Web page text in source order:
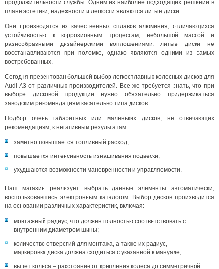
продолжительности службы. Одним из наиболее подходящих решений в
плане эстетики, надежности и легкости являются литые диски.
Они производятся из качественных сплавов алюминия, отличающихся
устойчивостью к коррозионным процессам, небольшой массой и
разнообразными дизайнерскими воплощениями. литые диски не
восстанавливаются при поломке, однако являются одними из самых
востребованных.
Сегодня презентован большой выбор легкосплавных колесных дисков для
Audi A3 от различных производителей. Все же требуется знать, что при
выборе дисковой продукции нужно обязательно придерживаться
заводским рекомендациям касательно типа дисков.
Подбор очень габаритных или маленьких дисков, не отвечающих
рекомендациям, к негативным результатам:
заметно повышается топливный расход;
повышается интенсивность изнашивания подвески;
ухудшаются возможности маневренности и управляемости.
Наш магазин реализует выбрать данные элементы автоматически,
воспользовавшись электронным каталогом. Выбор дисков производится
на основании различных характеристик, включая:
монтажный радиус, что должен полностью соответствовать с
внутренним диаметром шины;
количество отверстий для монтажа, а также их радиус, –
маркировка диска должна сходиться с указанной в мануале;
вылет колеса – расстояние от крепления колеса до симметричной